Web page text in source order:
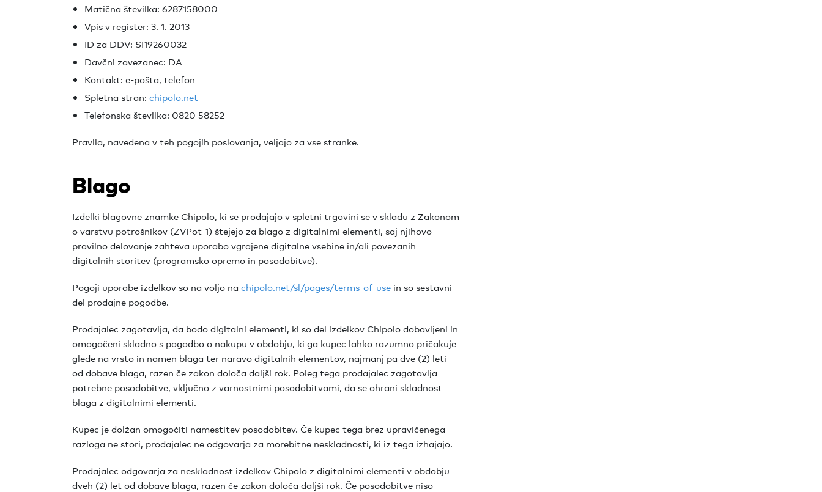
Matična številka: 6287158000
Vpis v register: 3. 1. 2013
ID za DDV: SI19260032
Davčni zavezanec: DA
Kontakt: e-pošta, telefon
Spletna stran: chipolo.net
Telefonska številka: 0820 58252
Pravila, navedena v teh pogojih poslovanja, veljajo za vse stranke.
Blago
Izdelki blagovne znamke Chipolo, ki se prodajajo v spletni trgovini se v skladu z Zakonom
o varstvu potrošnikov (ZVPot-1) štejejo za blago z digitalnimi elementi, saj njihovo
pravilno delovanje zahteva uporabo vgrajene digitalne vsebine in/ali povezanih
digitalnih storitev (programsko opremo in posodobitve).
Pogoji uporabe izdelkov so na voljo na chipolo.net/sl/pages/terms-of-use in so sestavni
del prodajne pogodbe.
Prodajalec zagotavlja, da bodo digitalni elementi, ki so del izdelkov Chipolo dobavljeni in
omogočeni skladno s pogodbo o nakupu v obdobju, ki ga kupec lahko razumno pričakuje
glede na vrsto in namen blaga ter naravo digitalnih elementov, najmanj pa dve (2) leti
od dobave blaga, razen če zakon določa daljši rok. Poleg tega prodajalec zagotavlja
potrebne posodobitve, vključno z varnostnimi posodobitvami, da se ohrani skladnost
blaga z digitalnimi elementi.
Kupec je dolžan omogočiti namestitev posodobitev. Če kupec tega brez upravičenega
razloga ne stori, prodajalec ne odgovarja za morebitne neskladnosti, ki iz tega izhajajo.
Prodajalec odgovarja za neskladnost izdelkov Chipolo z digitalnimi elementi v obdobju
dveh (2) let od dobave blaga, razen če zakon določa daljši rok. Če posodobitve niso